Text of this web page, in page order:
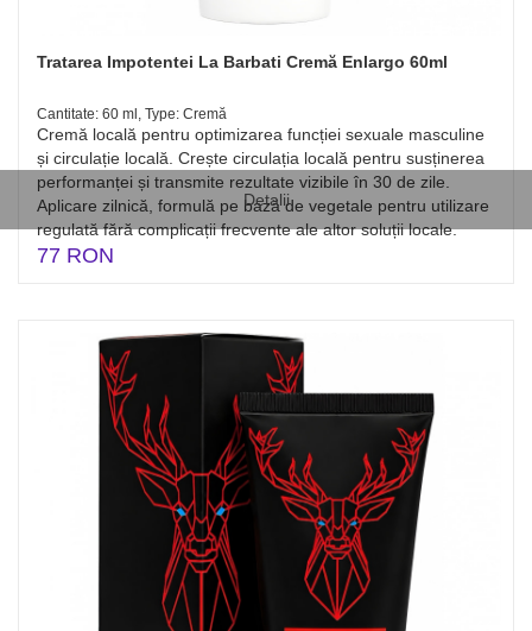
Detalii
Tratarea Impotentei La Barbati Cremă Enlargo 60ml
Cantitate: 60 ml, Type: Cremă
Cremă locală pentru optimizarea funcției sexuale masculine
și circulație locală. Crește circulația locală pentru susținerea
performanței și transmite rezultate vizibile în 30 de zile.
Aplicare zilnică, formulă pe bază de vegetale pentru utilizare
regulată fără complicații frecvente ale altor soluții locale.
77 RON